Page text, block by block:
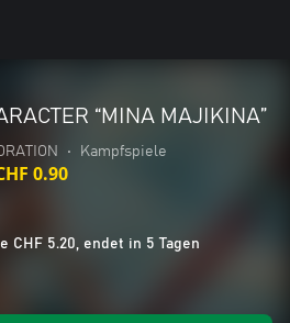
“MINA MAJIKINA”
• Kampfspiele
0.90
CHF 5.20, endet in 5 Tagen